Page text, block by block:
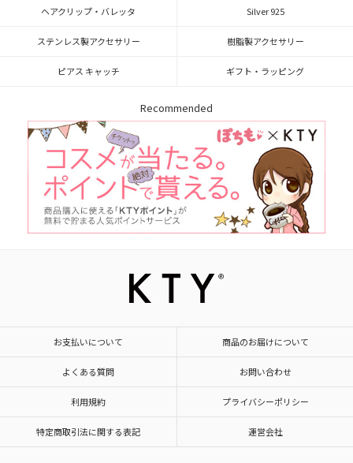
ヘアクリップ・バレッタ Silver 925
ステンレス製アクセサリー 樹脂製アクセサリー
ピアス キャッチ ギフト・ラッピング
Recommended
お支払いについて 商品のお届けについて
よくある質問 お問い合わせ
利用規約 プライバシーポリシー
特定商取引法に関する表記 運営会社